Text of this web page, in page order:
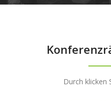
Durch klicken